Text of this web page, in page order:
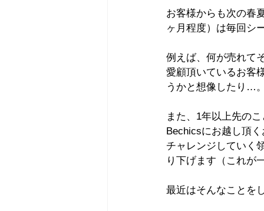
お客様からも次の春
ヶ月程度）は毎回シ
例えば、何が売れて
愛顧頂いているお客
うかと想像したり…
また、1年以上先の
Bechicsにお越し頂
チャレンジしていく
り下げます（これが
最近はそんなことを